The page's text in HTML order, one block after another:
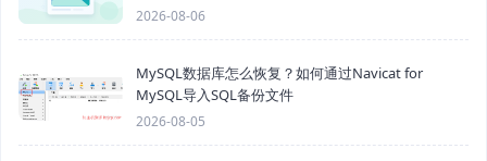
2026-08-06
MySQL数据库怎么恢复？如何通过Navicat for
MySQL导入SQL备份文件
2026-08-05